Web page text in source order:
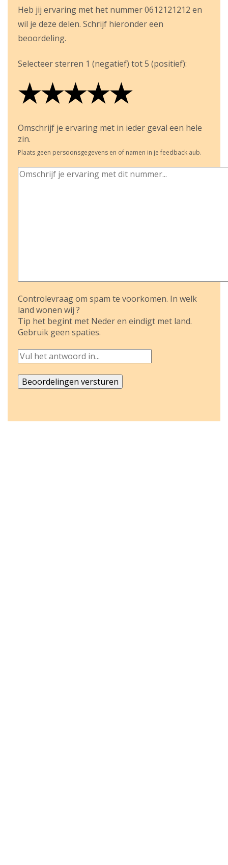
Heb jij ervaring met het nummer 0612121212 en
wil je deze delen. Schrijf hieronder een
beoordeling.
Selecteer sterren 1 (negatief) tot 5 (positief):
★
★★
★★★
★★★★
★★★★★
Omschrijf je ervaring met in ieder geval een hele
zin.
Plaats geen persoonsgegevens en of namen in je feedback aub.
Controlevraag om spam te voorkomen. In welk
land wonen wij ?
Tip het begint met Neder en eindigt met land.
Gebruik geen spaties.